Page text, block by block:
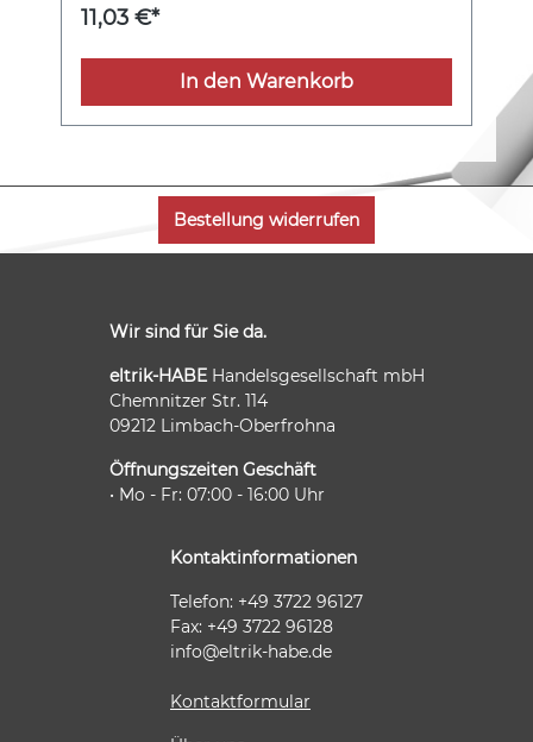
11,03 €*
In den Warenkorb
Bestellung widerrufen
Wir sind für Sie da.
eltrik-HABEHandelsgesellschaft mbH
Chemnitzer Str. 114
09212 Limbach-Oberfrohna
Öffnungszeiten Geschäft
• Mo - Fr: 07:00 - 16:00 Uhr
Kontaktinformationen
Telefon: +49 3722 96127
Fax: +49 3722 96128
info@eltrik-habe.de
Kontaktformular